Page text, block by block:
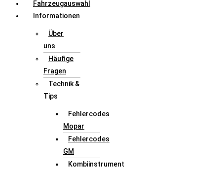
Fahrzeugauswahl
Informationen
Über
uns
Häufige
Fragen
Technik &
Tips
Fehlercodes
Mopar
Fehlercodes
GM
Kombiinstrument